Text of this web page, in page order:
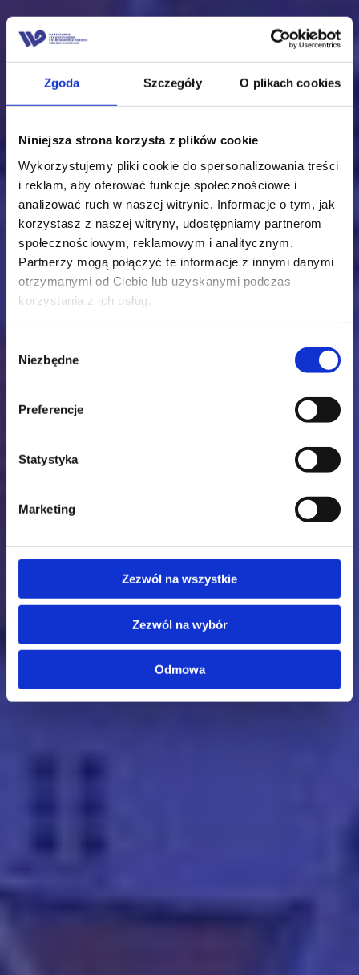
Zgoda Szczegóły O plikach cookies
Niniejsza strona korzysta z plików cookie
Wykorzystujemy pliki cookie do spersonalizowania treści
i reklam, aby oferować funkcje społecznościowe i
analizować ruch w naszej witrynie. Informacje o tym, jak
korzystasz z naszej witryny, udostępniamy partnerom
społecznościowym, reklamowym i analitycznym.
Partnerzy mogą połączyć te informacje z innymi danymi
otrzymanymi od Ciebie lub uzyskanymi podczas
korzystania z ich usług.
zgody
Niezbędne
Preferencje
Statystyka
Marketing
Zezwól na wszystkie
Zezwól na wybór
Odmowa